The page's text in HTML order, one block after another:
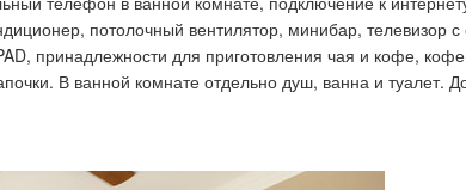
потолочный вентилятор, минибар, телевизор с
, принадлежности для приготовления чая и кофе,
В ванной комнате отдельно душ, ванна и туалет.